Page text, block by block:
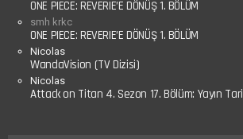
ONE PIECE: REVERIE’E DÖNÜŞ 1. BÖLÜM
smh krkc
ONE PIECE: REVERIE’E DÖNÜŞ 1. BÖLÜM
Nicolas
WandaVision (TV Dizisi)
Nicolas
Attack on Titan 4. Sezon 17. Bölüm: Yayın